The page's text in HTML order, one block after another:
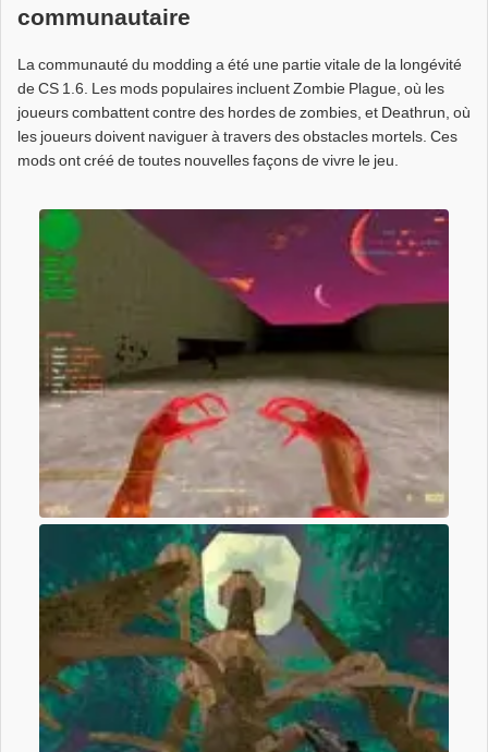
communautaire
La communauté du modding a été une partie vitale de la longévité
de CS 1.6. Les mods populaires incluent Zombie Plague, où les
joueurs combattent contre des hordes de zombies, et Deathrun, où
les joueurs doivent naviguer à travers des obstacles mortels. Ces
mods ont créé de toutes nouvelles façons de vivre le jeu.